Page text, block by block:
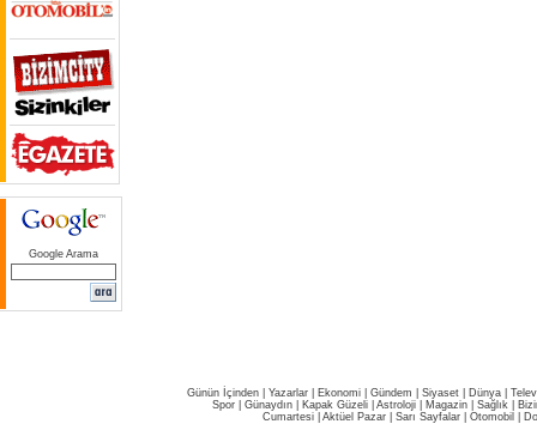
Google Arama
Günün İçinden Yazarlar Ekonomi Gündem Siyaset Dünya |
Spor
Günaydın Kapak Güzeli Astroloji Magazin Sağlık
Cumartesi| Aktüel Pazar| Sarı Sayfalar| Otomobil